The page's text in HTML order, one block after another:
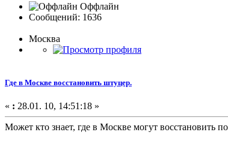
Оффлайн
Сообщений: 1636
Москва
Где в Москве восстановить штуцер.
« : 28.01. 10, 14:51:18 »
Может кто знает, где в Москве могут восстановить